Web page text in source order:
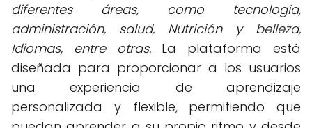
diferentes áreas, como tecnología,
administración, salud, Nutrición y belleza,
Idiomas, entre otras.La plataforma está
diseñada para proporcionar a los usuarios
una experiencia de aprendizaje
personalizada y flexible, permitiendo que